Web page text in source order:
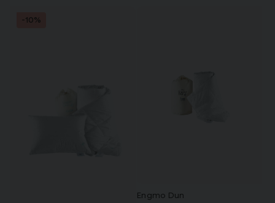
-10%
Engmo Dun